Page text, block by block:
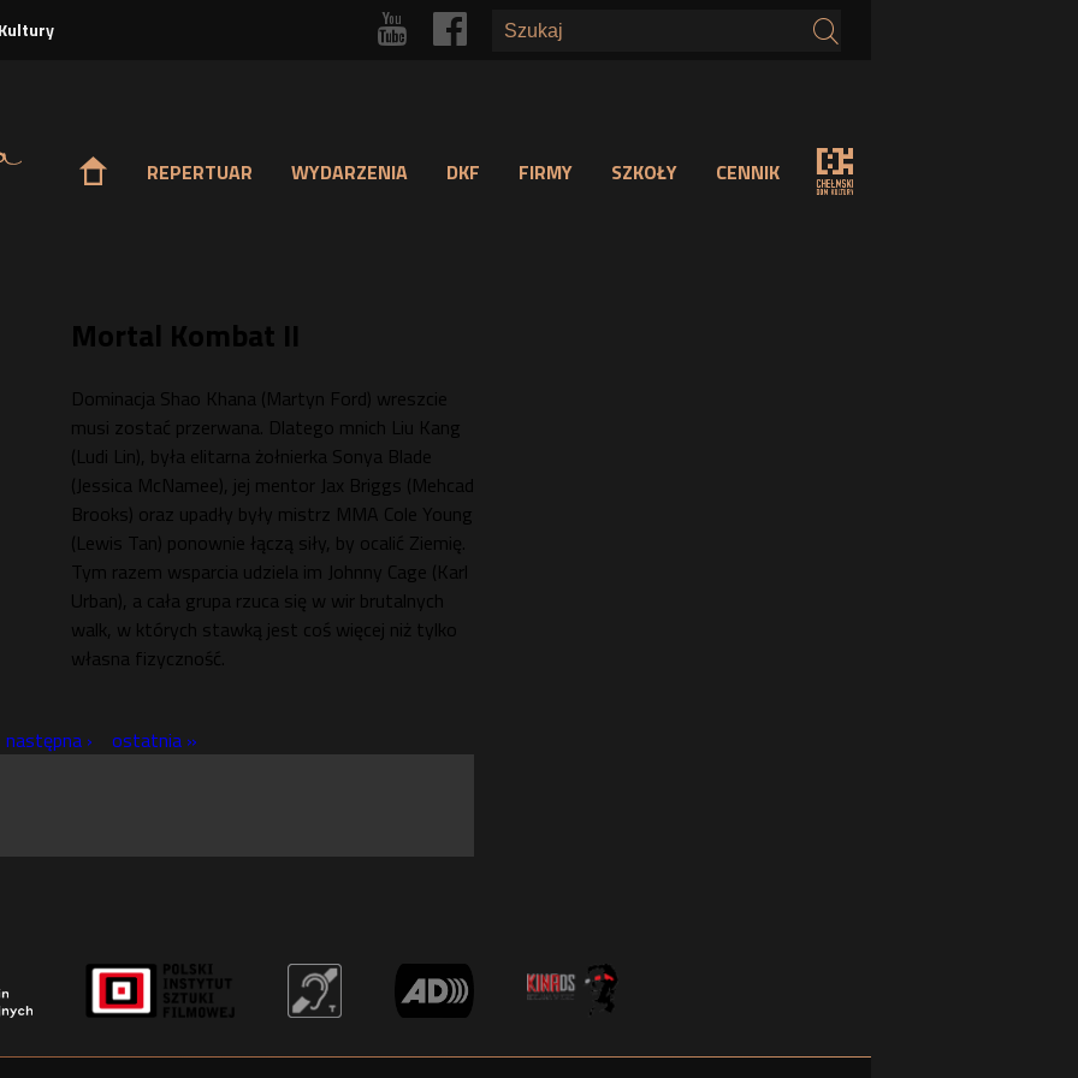
r p
o REPERTUAR WYDARZENIA DKF FIRMY SZKOŁY CENNIK s
Mortal Kombat II
Dominacja Shao Khana (Martyn Ford) wreszcie
musi zostać przerwana. Dlatego mnich Liu Kang
(Ludi Lin), była elitarna żołnierka Sonya Blade
(Jessica McNamee), jej mentor Jax Briggs (Mehcad
Brooks) oraz upadły były mistrz MMA Cole Young
(Lewis Tan) ponownie łączą siły, by ocalić Ziemię.
Tym razem wsparcia udziela im Johnny Cage (Karl
Urban), a cała grupa rzuca się w wir brutalnych
walk, w których stawką jest coś więcej niż tylko
własna fizyczność.
następna › ostatnia »